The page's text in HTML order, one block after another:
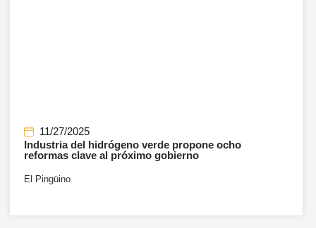
11/27/2025
Industria del hidrógeno verde propone ocho
reformas clave al próximo gobierno
El Pingüino